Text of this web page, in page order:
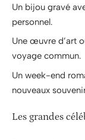
Un bijou gravé
personnel.
Une œuvre d’art
voyage commun.
Un week-end
nouveaux
Les grandes